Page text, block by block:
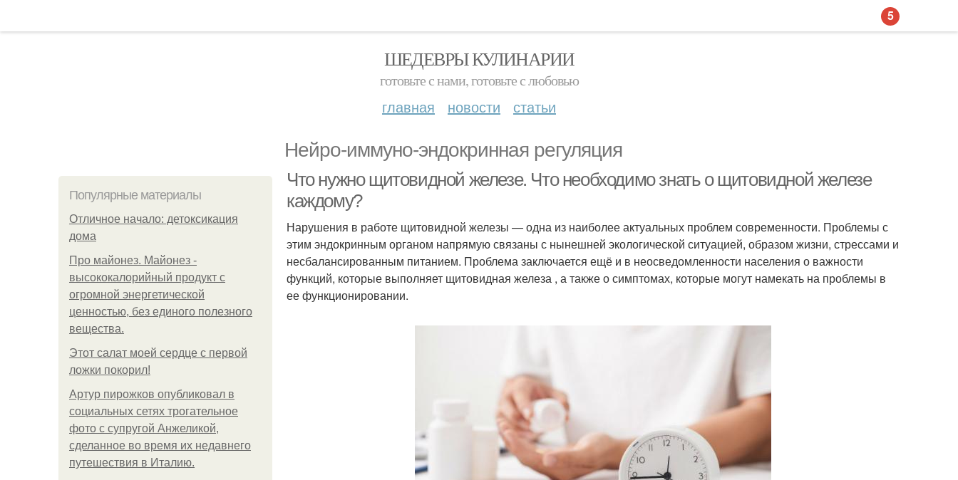
ШЕДЕВРЫ КУЛИНАРИИ
готовьте с нами, готовьте с любовью
главная новости статьи
Нейро-иммуно-эндокринная регуляция
Популярные материалы
Отличное начало: детоксикация
дома
Про майонез. Майонез -
высококалорийный продукт с
огромной энергетической
ценностью, без единого полезного
вещества.
Этот салат моей сердце с первой
ложки покорил!
Артур пирожков опубликовал в
социальных сетях трогательное
фото с супругой Анжеликой,
сделанное во время их недавнего
путешествия в Италию.
Что нужно щитовидной железе. Что необходимо знать о щитовидной железе
каждому?
Нарушения в работе щитовидной железы — одна из наиболее актуальных проблем современности. Проблемы с
этим эндокринным органом напрямую связаны с нынешней экологической ситуацией, образом жизни, стрессами и
несбалансированным питанием. Проблема заключается ещё и в неосведомленности населения о важности
функций, которые выполняет щитовидная железа , а также о симптомах, которые могут намекать на проблемы в
ее функционировании.
5